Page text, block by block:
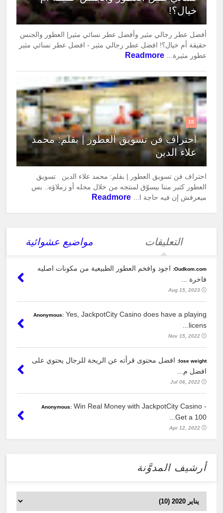
خيال؟!
أفضل عطر رجالي مثير وأفضل عطر نسائي مثير| العطور والجنس
حقيقة أم خيال؟! افضل عطر رجالي مثير - افضل عطر نسائي مثير
عطور مثيرة... Readmore
10
احتراف فن تسويق العطور | بقلم: محمد
علاء الدين
احتراف فن تسويق العطور | بقلم: محمد علاء الدين تسويق
العطور كتير مننا بيسوّق لمنتجه من خلال محله أو زملاؤه.. بس
ميعرفش إن فيه حاجة ا... Readmore
التعليقات مواضيع عشوائية
Oudkom.com:
اجود وافخم العطور الطبيعية من مكونات اصليه
فاخرة ...
Aug 15, 2023
Anonymous: Yes, JackpotCity Casino does have a playing
licens...
Nov 15, 2022
lose weight:
افضل محتوى قرأته عن الريحة للرجال يحتوي على
افضل م...
Jul 06, 2022
Anonymous: Win Real Money with JackpotCity Casino -
Get a 100...
Apr 12, 2022
أرشيف المدوَّنة